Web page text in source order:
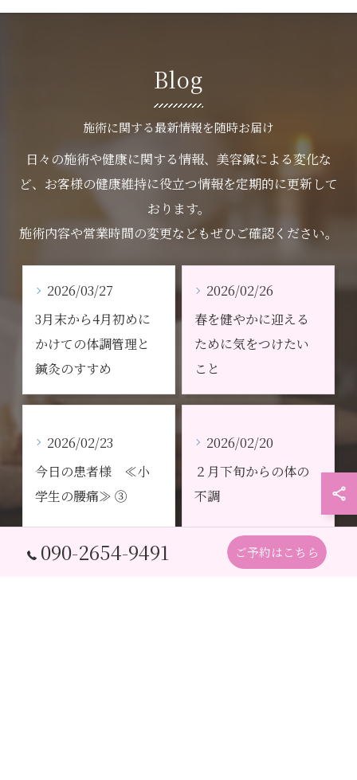
施術に関する最新情報を随時お届け
Blog
日々の施術や健康に関する情報、美容鍼による変化な
ど、お客様の健康維持に役立つ情報を定期的に更新して
おります。
施術内容や営業時間の変更などもぜひご確認ください。
2026/03/27
3月末から4月初めに
かけての体調管理と
鍼灸のすすめ
2026/02/26
春を健やかに迎える
ために気をつけたい
こと
2026/02/23
今日の患者様 ≪小
学生の腰痛≫ ③
2026/02/20
２月下旬からの体の
不調
090-2654-9491 ご予約はこちら